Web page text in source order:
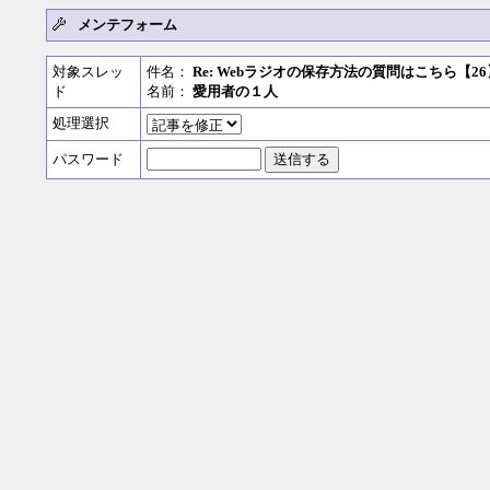
メンテフォーム
対象スレッ
ド
件名： Re: Webラジオの保存方法の質問はこちら【26
名前： 愛用者の１人
処理選択
パスワード